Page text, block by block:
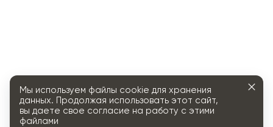
Мы используем файлы cookie для хранения
данных. Продолжая использовать этот сайт,
вы даете свое согласие на работу с этими
файлами